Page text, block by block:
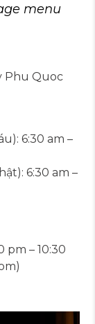
menu
Phu Quoc
6:30 am –
6:30 am –
pm – 10:30